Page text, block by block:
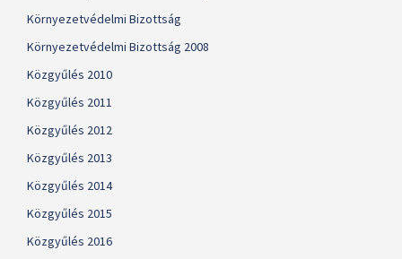
Környezetvédelmi Bizottság
Környezetvédelmi Bizottság 2008
Közgyűlés 2010
Közgyűlés 2011
Közgyűlés 2012
Közgyűlés 2013
Közgyűlés 2014
Közgyűlés 2015
Közgyűlés 2016